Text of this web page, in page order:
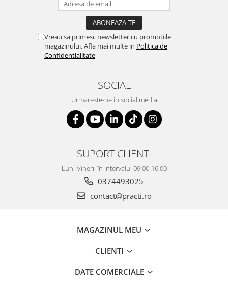
Vreau sa primesc newsletter cu promotiile
magazinului. Afla mai multe in Politica de
Confidentialitate
SOCIAL
Urmareste-ne in social media
SUPORT CLIENTI
Luni-Vineri, în intervalul 09:00-16:00
0374493025
contact@practi.ro
MAGAZINUL MEU
CLIENTI
DATE COMERCIALE